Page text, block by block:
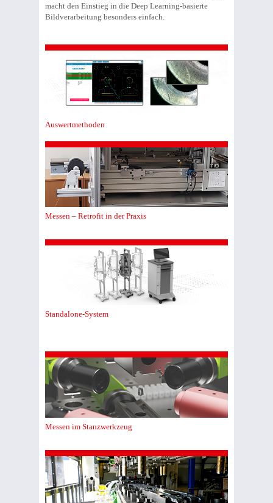
macht den Einstieg in die Deep Learning-basierte
Bildverarbeitung besonders einfach.
Auswertmethoden
Messen – Retrofit in der Praxis
Standalone-System
Messen im Stanzwerkzeug